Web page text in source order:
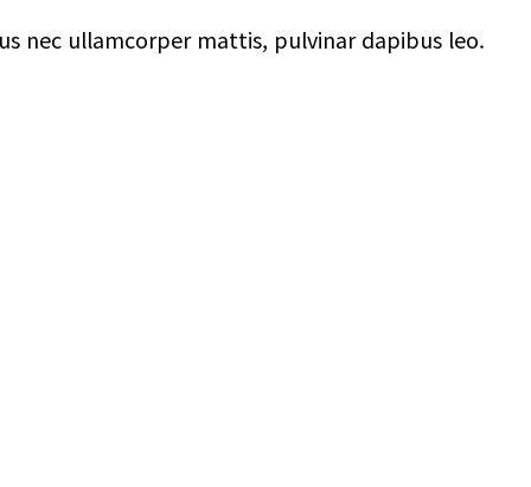
nec ullamcorper mattis, pulvinar dapibus leo.